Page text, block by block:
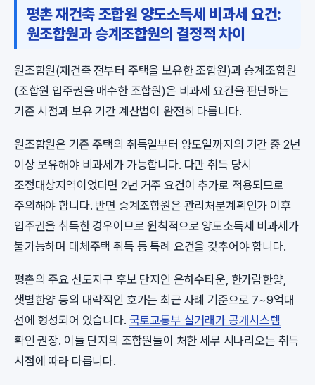
평촌 재건축 조합원 양도소득세 비과세 요건:
원조합원과 승계조합원의 결정적 차이
원조합원(재건축 전부터 주택을 보유한 조합원)과 승계조합원
(조합원 입주권을 매수한 조합원)은 비과세 요건을 판단하는
기준 시점과 보유 기간 계산법이 완전히 다릅니다.
원조합원은 기존 주택의 취득일부터 양도일까지의 기간 중 2년
이상 보유해야 비과세가 가능합니다. 다만 취득 당시
조정대상지역이었다면 2년 거주 요건이 추가로 적용되므로
주의해야 합니다. 반면 승계조합원은 관리처분계획인가 이후
입주권을 취득한 경우이므로 원칙적으로 양도소득세 비과세가
불가능하며 대체주택 취득 등 특례 요건을 갖추어야 합니다.
평촌의 주요 선도지구 후보 단지인 은하수타운, 한가람한양,
샛별한양 등의 대략적인 호가는 최근 사례 기준으로 7~9억대
선에 형성되어 있습니다. 국토교통부 실거래가 공개시스템
확인 권장. 이들 단지의 조합원들이 처한 세무 시나리오는 취득
시점에 따라 다릅니다.